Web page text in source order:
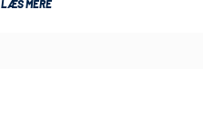
LÆS MERE